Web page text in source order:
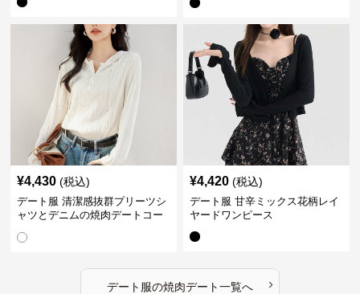
¥4,430 (税込)
デート服 清潔感抜群プリーツシ
ャツとデニムの焼肉デートコー
¥4,420 (税込)
デート服 甘辛ミックス花柄レイ
ヤードワンピース
デート服の焼肉デート一覧へ ›